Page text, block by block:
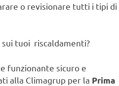
o revisionare tutti i tipi di
sui tuoi riscaldamenti?
funzionante sicuro e
alla Climagrup per la Prima